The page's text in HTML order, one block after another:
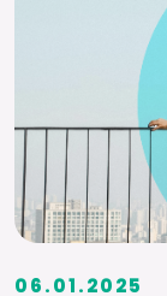
06.01.2025